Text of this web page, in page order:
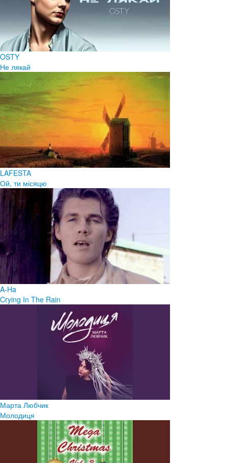
OSTY
Не лякай
LAFESTA
Ой, ти місяцю
A-Ha
Crying In The Rain
Марта Любчик
Молодиця